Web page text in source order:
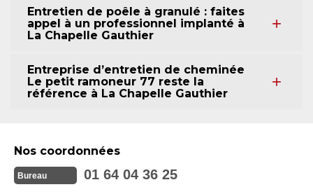
Entretien de poêle à granulé : faites
appel à un professionnel implanté à
La Chapelle Gauthier
Entreprise d’entretien de cheminée
Le petit ramoneur 77 reste la
référence à La Chapelle Gauthier
Nos coordonnées
Bureau 01 64 04 36 25